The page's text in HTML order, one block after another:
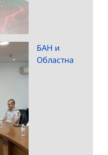
БАН и
Областна